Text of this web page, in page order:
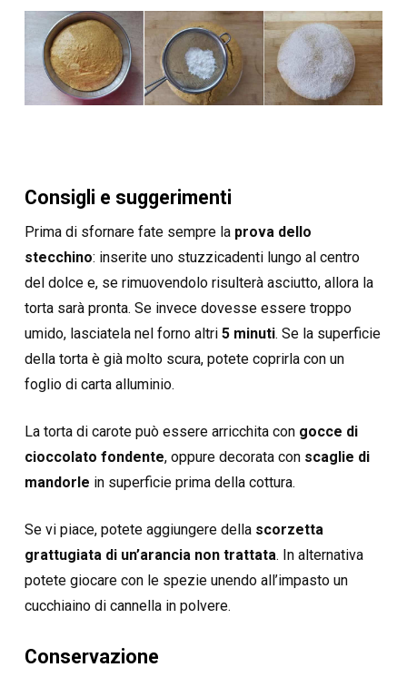
Consigli e suggerimenti
Prima di sfornare fate sempre la prova dello
stecchino: inserite uno stuzzicadenti lungo al centro
del dolce e, se rimuovendolo risulterà asciutto, allora la
torta sarà pronta. Se invece dovesse essere troppo
umido, lasciatela nel forno altri5 minuti. Se la superficie
della torta è già molto scura, potete coprirla con un
foglio di carta alluminio.
La torta di carote può essere arricchita con gocce di
cioccolato fondente, oppure decorata con scaglie di
mandorle in superficie prima della cottura.
Se vi piace, potete aggiungere della scorzetta
grattugiata di un’arancia non trattata. In alternativa
potete giocare con le spezie unendo all’impasto un
cucchiaino di cannella in polvere.
Conservazione